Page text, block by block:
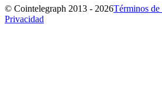
© Cointelegraph 2013 - 2026Términos
Privacidad